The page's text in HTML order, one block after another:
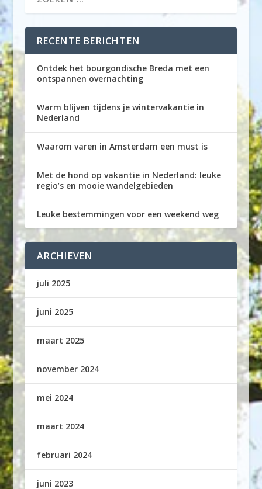
RECENTE BERICHTEN
Ontdek het bourgondische Breda met een
ontspannen overnachting
Warm blijven tijdens je wintervakantie in
Nederland
Waarom varen in Amsterdam een must is
Met de hond op vakantie in Nederland: leuke
regio’s en mooie wandelgebieden
Leuke bestemmingen voor een weekend weg
ARCHIEVEN
juli 2025
juni 2025
maart 2025
november 2024
mei 2024
maart 2024
februari 2024
juni 2023